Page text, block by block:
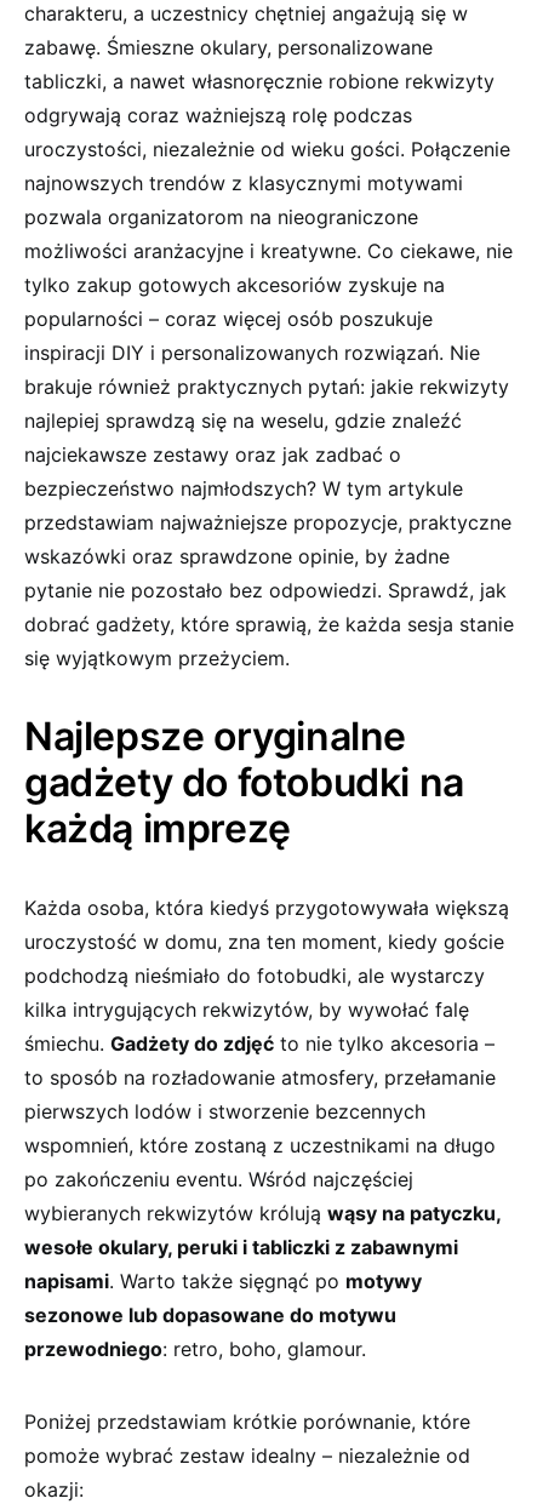
charakteru, a uczestnicy chętniej angażują się w
zabawę. Śmieszne okulary, personalizowane
tabliczki, a nawet własnoręcznie robione rekwizyty
odgrywają coraz ważniejszą rolę podczas
uroczystości, niezależnie od wieku gości. Połączenie
najnowszych trendów z klasycznymi motywami
pozwala organizatorom na nieograniczone
możliwości aranżacyjne i kreatywne. Co ciekawe, nie
tylko zakup gotowych akcesoriów zyskuje na
popularności – coraz więcej osób poszukuje
inspiracji DIY i personalizowanych rozwiązań. Nie
brakuje również praktycznych pytań: jakie rekwizyty
najlepiej sprawdzą się na weselu, gdzie znaleźć
najciekawsze zestawy oraz jak zadbać o
bezpieczeństwo najmłodszych? W tym artykule
przedstawiam najważniejsze propozycje, praktyczne
wskazówki oraz sprawdzone opinie, by żadne
pytanie nie pozostało bez odpowiedzi. Sprawdź, jak
dobrać gadżety, które sprawią, że każda sesja stanie
się wyjątkowym przeżyciem.
Najlepsze oryginalne
gadżety do fotobudki na
każdą imprezę
Każda osoba, która kiedyś przygotowywała większą
uroczystość w domu, zna ten moment, kiedy goście
podchodzą nieśmiało do fotobudki, ale wystarczy
kilka intrygujących rekwizytów, by wywołać falę
śmiechu. Gadżety do zdjęć to nie tylko akcesoria –
to sposób na rozładowanie atmosfery, przełamanie
pierwszych lodów i stworzenie bezcennych
wspomnień, które zostaną z uczestnikami na długo
po zakończeniu eventu. Wśród najczęściej
wybieranych rekwizytów królują wąsy na patyczku,
wesołe okulary, peruki i tabliczki z zabawnymi
napisami. Warto także sięgnąć po motywy
sezonowe lub dopasowane do motywu
przewodniego: retro, boho, glamour.
Poniżej przedstawiam krótkie porównanie, które
pomoże wybrać zestaw idealny – niezależnie od
okazji: